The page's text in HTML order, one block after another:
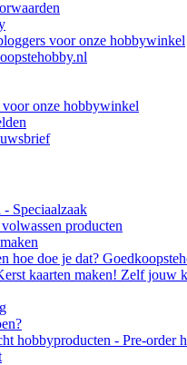
voor onze hobbywinkel
onze hobbywinkel
Speciaalzaak
producten
hoe doe je dat?
kaarten maken! Zelf jouw
hobbyproducten - Pre-order